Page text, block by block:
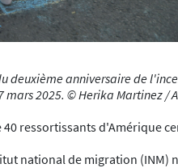
deuxième anniversaire de
2025. © Herika Martinez /
ressortissants d'Amérique
national de migration